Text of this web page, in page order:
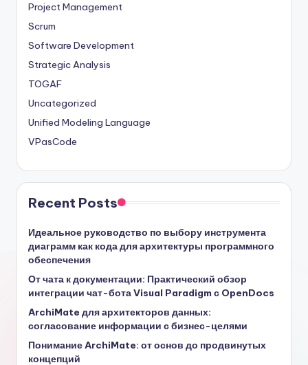
Project Management
Scrum
Software Development
Strategic Analysis
TOGAF
Uncategorized
Unified Modeling Language
VPasCode
Recent Posts
Идеальное руководство по выбору инструмента
диаграмм как кода для архитектуры программного
обеспечения
От чата к документации: Практический обзор
интеграции чат-бота Visual Paradigm с OpenDocs
ArchiMate для архитекторов данных:
согласование информации с бизнес-целями
Понимание ArchiMate: от основ до продвинутых
концепций